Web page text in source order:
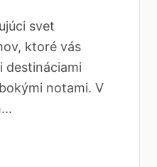
svet
ktoré vás
destináciami
notami. V